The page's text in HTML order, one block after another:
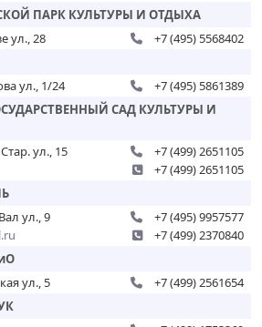
ПАРК КУЛЬТУРЫ И ОТДЫХА
ул., 28
+7 (495) 5568402
ул., 1/24
+7 (495) 5861389
САД КУЛЬТУРЫ И
ул., 15
+7 (499) 2651105
+7 (499) 2651105
ул., 9
+7 (495) 9957577
+7 (499) 2370840
ул., 5
+7 (499) 2561654